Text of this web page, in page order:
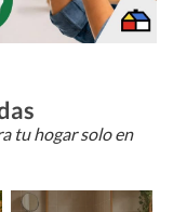
tu hogar solo en